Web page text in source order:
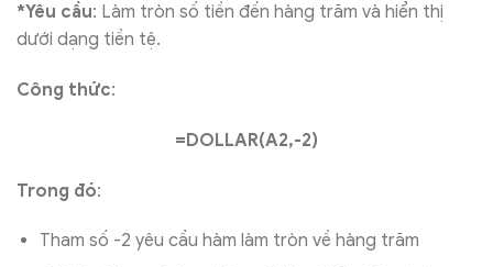
*Yêu cầu: Làm tròn số tiền đến hàng trăm và hiển thị
dưới dạng tiền tệ.
Công thức:
=DOLLAR(A2,-2)
Trong đó:
Tham số -2 yêu cầu hàm làm tròn về hàng trăm